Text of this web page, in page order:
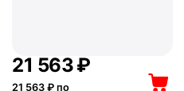
21 563₽
21 563 ₽ по